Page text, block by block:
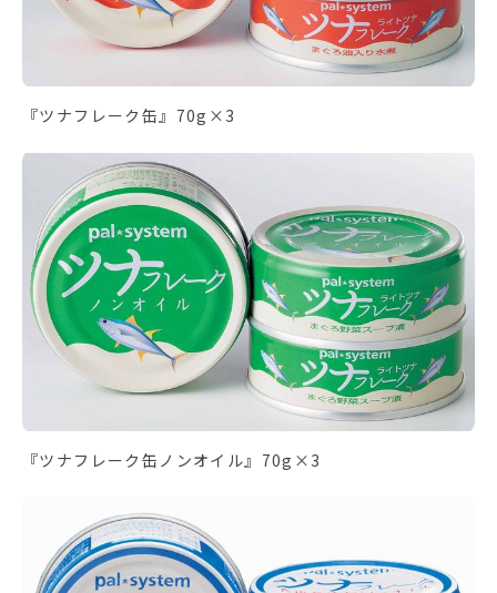
『ツナフレーク缶』70g×3
『ツナフレーク缶ノンオイル』70g×3